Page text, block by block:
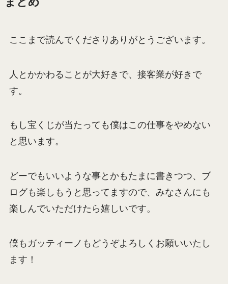
ここまで読んでくださりありがとうございます。
人とかかわることが大好きで、接客業が好きで
す。
もし宝くじが当たっても僕はこの仕事をやめない
と思います。
どーでもいいような事とかもたまに書きつつ、ブ
ログも楽しもうと思ってますので、みなさんにも
楽しんでいただけたら嬉しいです。
僕もガッティーノもどうぞよろしくお願いいたし
ます！